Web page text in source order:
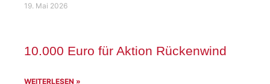
19. Mai 2026
10.000 Euro für Aktion Rückenwind
WEITERLESEN »